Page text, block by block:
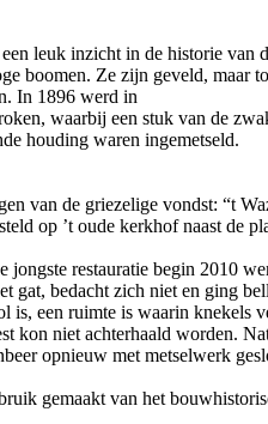
leuk inzicht in de historie van
boomen. Ze zijn geveld,
In 1896 werd in
waarbij een stuk van de
houding waren ingemetseld.
van de griezelige vondst: “t
op ’t oude kerkhof naast de
jongste restauratie begin 2010
gat, bedacht zich niet en ging
is, een ruimte is waarin
kon niet achterhaald worden.
opnieuw met metselwerk
gemaakt van het